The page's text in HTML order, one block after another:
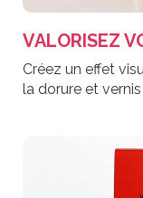
VALORISEZ
Créez un effet
la dorure et